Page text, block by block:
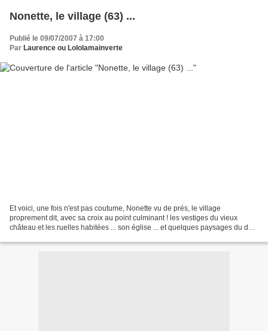
Nonette, le village (63) ...
Publié le 09/07/2007 à 17:00
Par Laurence ou Lololamainverte
Et voici, une fois n'est pas coutume, Nonette vu de prés, le village
proprement dit, avec sa croix au point culminant ! les vestiges du vieux
château et les ruelles habitées ... son église ... et quelques paysages du du